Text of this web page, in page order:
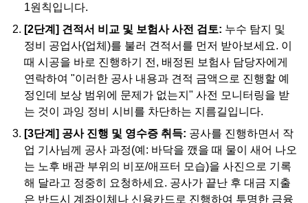
1원칙입니다.
[2단계] 견적서 비교 및 보험사 사전 검토: 누수 탐지 및
정비 공업사(업체)를 불러 견적서를 먼저 받아보세요. 이
때 시공을 바로 진행하기 전, 배정된 보험사 담당자에게
연락하여 "이러한 공사 내용과 견적 금액으로 진행할 예
정인데 보상 범위에 문제가 없는지" 사전 모니터링을 받
는 것이 과잉 정비 시비를 차단하는 지름길입니다.
[3단계] 공사 진행 및 영수증 취득: 공사를 진행하면서 작
업 기사님께 공사 과정(예: 바닥을 깼을 때 물이 새어 나오
는 노후 배관 부위의 비포/애프터 모습)을 사진으로 기록
해 달라고 정중히 요청하세요. 공사가 끝난 후 대금 지출
은 반드시 계좌이체나 신용카드로 진행하여 투명한 금융